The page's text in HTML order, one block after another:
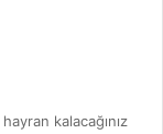
kalacağınız